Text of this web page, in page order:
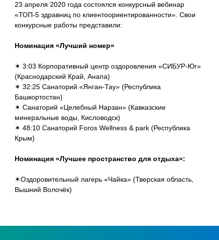
23 апреля 2020 года состоялся конкурсный вебинар
«ТОП-5 здравниц по клиентоориентированности». Свои
конкурсные работы представили:
Номинация «Лучший номер»
✶ 3:03 Корпоративный центр оздоровления «СИБУР-Юг»
(Краснодарский Край, Анапа)
✶ 32:25 Санаторий «Янган-Тау» (Республика
Башкортостан)
✶ Санаторий «Целебный Нарзан» (Кавказские
минеральные воды, Кисловодск)
✶ 48:10 Санаторий Foros Wellness & park (Республика
Крым)
Номинация «Лучшее пространство для отдыха»:
✶Оздоровительный лагерь «Чайка» (Тверская область,
Вышний Волочёк)